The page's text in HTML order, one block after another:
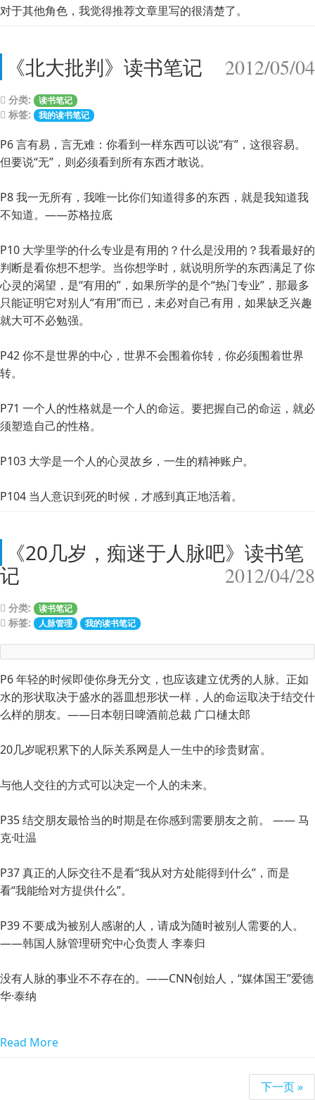
对于其他角色，我觉得推荐文章里写的很清楚了。
《北大批判》读书笔记 2012/05/04
分类: 读书笔记
标签: 我的读书笔记
P6 言有易，言无难：你看到一样东西可以说“有”，这很容易。
但要说“无”，则必须看到所有东西才敢说。
P8 我一无所有，我唯一比你们知道得多的东西，就是我知道我
不知道。——苏格拉底
P10 大学里学的什么专业是有用的？什么是没用的？我看最好的
判断是看你想不想学。当你想学时，就说明所学的东西满足了你
心灵的渴望，是“有用的”，如果所学的是个“热门专业”，那最多
只能证明它对别人“有用”而已，未必对自己有用，如果缺乏兴趣
就大可不必勉强。
P42 你不是世界的中心，世界不会围着你转，你必须围着世界
转。
P71 一个人的性格就是一个人的命运。要把握自己的命运，就必
须塑造自己的性格。
P103 大学是一个人的心灵故乡，一生的精神账户。
P104 当人意识到死的时候，才感到真正地活着。
《20几岁，痴迷于人脉吧》读书笔
记
2012/04/28
分类: 读书笔记
标签: 人脉管理 我的读书笔记
P6 年轻的时候即使你身无分文，也应该建立优秀的人脉。正如
水的形状取决于盛水的器皿想形状一样，人的命运取决于结交什
么样的朋友。——日本朝日啤酒前总裁 广口樋太郎
20几岁呢积累下的人际关系网是人一生中的珍贵财富。
与他人交往的方式可以决定一个人的未来。
P35 结交朋友最恰当的时期是在你感到需要朋友之前。 —— 马
克·吐温
P37 真正的人际交往不是看“我从对方处能得到什么”，而是
看“我能给对方提供什么”。
P39 不要成为被别人感谢的人，请成为随时被别人需要的人。
——韩国人脉管理研究中心负责人 李泰归
没有人脉的事业不不存在的。——CNN创始人，“媒体国王”爱德
华·泰纳
Read More
下一页 »